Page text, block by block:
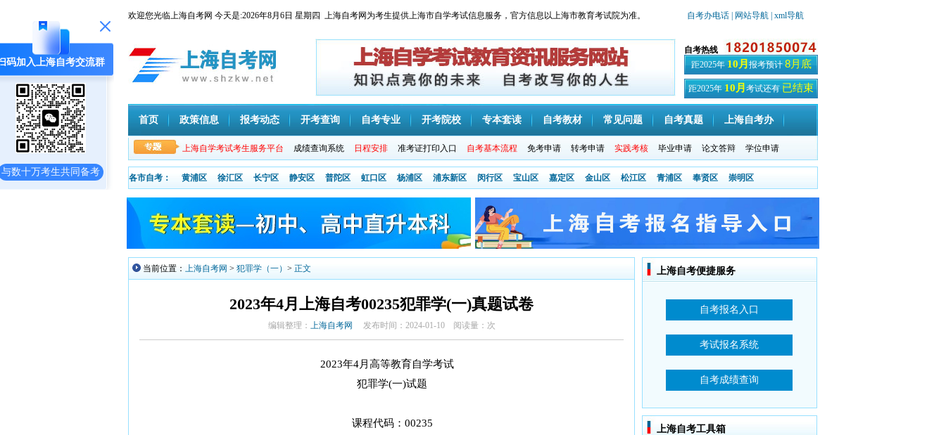
码加入上海自考交流群
与数十万考生共同备考
欢迎您光临上海自考网 今天是:2026年8月6日 星期四 上海自考网为考生提供上海市自学考试信息服务，官方信息以上海市教育考试院为准。 自考办电话 | 网站导航 | xml导航
自考热线
距2025年 10月 报考预计 8月底
距2025年 10月 考试还有 已结束
天
首页 政策信息 报考动态 开考查询 自考专业 开考院校 专本套读 自考教材 常见问题 自考真题 上海自考办
上海自学考试考生服务平台 成绩查询系统 日程安排 准考证打印入口 自考基本流程 免考申请 转考申请 实践考核 毕业申请 论文答辩 学位申请
各市自考： 黄浦区 徐汇区 长宁区 静安区 普陀区 虹口区 杨浦区 浦东新区 闵行区 宝山区 嘉定区 金山区 松江区 青浦区 奉贤区 崇明区
当前位置： 上海自考网 > 犯罪学（一） > 正文
2023年4月上海自考00235犯罪学(一)真题试卷
编辑整理： 上海自考网 发布时间：2024-01-10 阅读量： 次
2023年4月高等教育自学考试
犯罪学(一)试题
课程代码：00235
上海自考便捷服务
上海自考工具箱